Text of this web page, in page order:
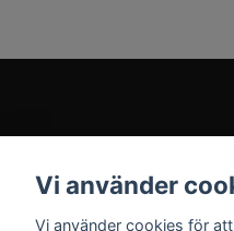
Vi använder
Vi använder cookies för